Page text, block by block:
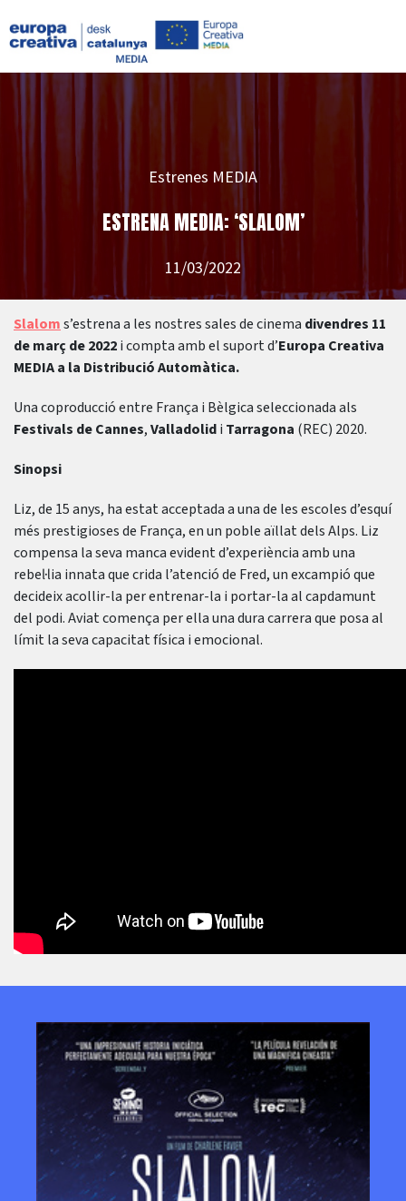
Estrenes MEDIA
ESTRENA MEDIA: ‘SLALOM’
11/03/2022
Slaloms’estrena a les nostres sales de cinema divendres 11
de març de 2022i compta amb el suport d’Europa Creativa
MEDIA a la Distribució Automàtica.
Una coproducció entre França i Bèlgica seleccionada als
Festivals de Cannes,Valladolidi Tarragona (REC) 2020.
Sinopsi
Liz, de 15 anys, ha estat acceptada a una de les escoles d’esquí
més prestigioses de França, en un poble aïllat dels Alps. Liz
compensa la seva manca evident d’experiència amb una
rebel·lia innata que crida l’atenció de Fred, un excampió que
decideix acollir-la per entrenar-la i portar-la al capdamunt
del podi. Aviat comença per ella una dura carrera que posa al
límit la seva capacitat física i emocional.